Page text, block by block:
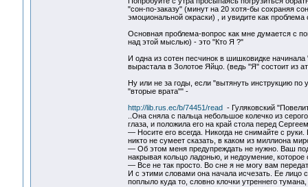
"сон-по-заказу" (минут на 20 хотя-бы сохраняя
эмоциональной окраски) , и увидите как
Основная проблема-вопрос как мне думается с
над этой мыслью) - это "Кто Я ?"
И одна из сотен песчинок в шишковидке
вырастала в Золотое Яйцо. (ведь "Я" состоит из
Ну или не за годы, если "вытянуть инструкцию
"вторые врата"" -
http://lib.rus.ec/b/74451/read - Гуляковский
..Она сняла с пальца небольшое колечко из
глаза, и положила его на край стола перед
— Носите его всегда. Никогда не снимайте с
никто не сумеет сказать, в каком из миллиона
— Об этом меня предупреждать не нужно. Ваш
накрывая кольцо ладонью, и недоумение,
— Все не так просто. Во сне я не могу вам
И с этими словами она начала исчезать. Ее лицо
поплыло куда то, словно клочки утреннего